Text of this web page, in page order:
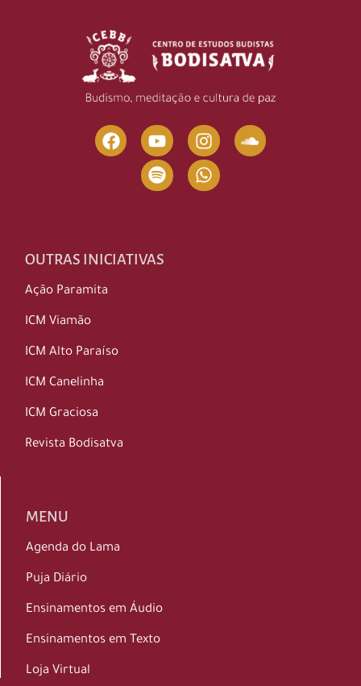
OUTRAS INICIATIVAS
Ação Paramita
ICM Viamão
ICM Alto Paraíso
ICM Canelinha
ICM Graciosa
Revista Bodisatva
MENU
Agenda do Lama
Puja Diário
Ensinamentos em Áudio
Ensinamentos em Texto
Loja Virtual